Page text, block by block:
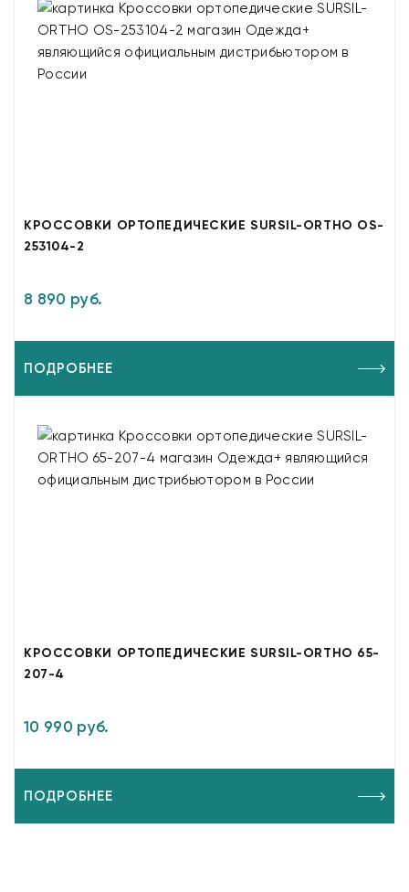
КРОССОВКИ ОРТОПЕДИЧЕСКИЕ SURSIL-ORTHO OS-
253104-2
8 890 руб.
ПОДРОБНЕЕ
КРОССОВКИ ОРТОПЕДИЧЕСКИЕ SURSIL-ORTHO 65-
207-4
10 990 руб.
ПОДРОБНЕЕ